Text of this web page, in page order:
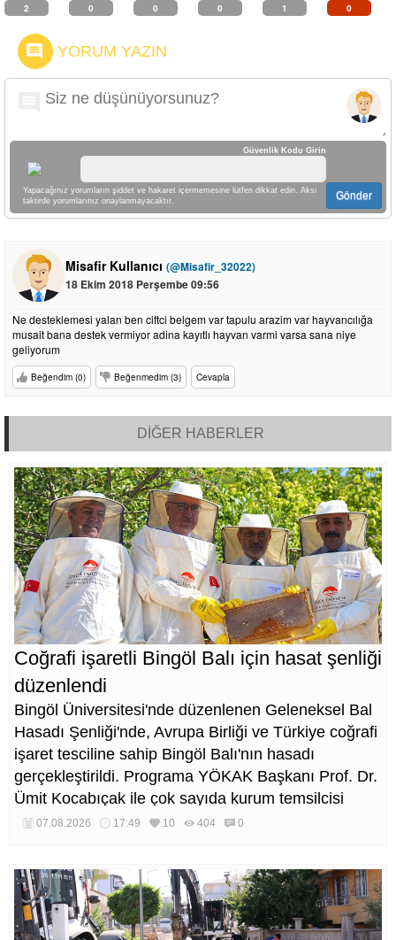
2 0 0 0 1 0
YORUM YAZIN
Güvenlik Kodu Girin
Yapacağınız yorumların şiddet ve hakaret içermemesine lütfen dikkat edin. Aksi
taktirde yorumlarınız onaylanmayacaktır.
Gönder
Misafir Kullanıcı (@Misafir_32022)
18 Ekim 2018 Perşembe 09:56
Ne desteklemesi yalan ben ciftci belgem var tapulu arazim var hayvancılığa
musait bana destek vermiyor adina kayıtlı hayvan varmi varsa sana niye
geliyorum
Beğendim (0) Beğenmedim (3) Cevapla
DİĞER HABERLER
Coğrafi işaretli Bingöl Balı için hasat şenliği
düzenlendi
Bingöl Üniversitesi'nde düzenlenen Geleneksel Bal
Hasadı Şenliği'nde, Avrupa Birliği ve Türkiye coğrafi
işaret tesciline sahip Bingöl Balı'nın hasadı
gerçekleştirildi. Programa YÖKAK Başkanı Prof. Dr.
Ümit Kocabıçak ile çok sayıda kurum temsilcisi
katıldı.
07.08.2026 17:49 10 404 0